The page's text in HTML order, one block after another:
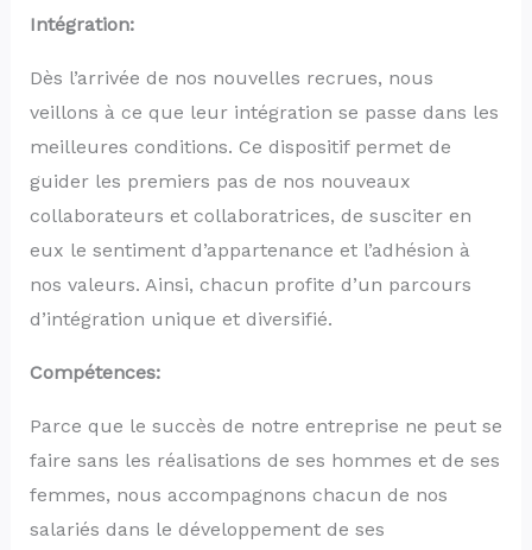
Intégration:
Dès l’arrivée de nos nouvelles recrues, nous
veillons à ce que leur intégration se passe dans les
meilleures conditions. Ce dispositif permet de
guider les premiers pas de nos nouveaux
collaborateurs et collaboratrices, de susciter en
eux le sentiment d’appartenance et l’adhésion à
nos valeurs. Ainsi, chacun profite d’un parcours
d’intégration unique et diversifié.
Compétences:
Parce que le succès de notre entreprise ne peut se
faire sans les réalisations de ses hommes et de ses
femmes, nous accompagnons chacun de nos
salariés dans le développement de ses